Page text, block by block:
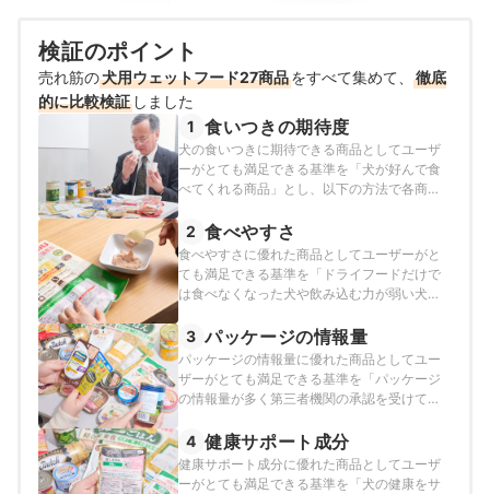
検証のポイント
売れ筋の犬用ウェットフード27商品をすべて集めて、
徹底
的に比較検証 しました
1 食いつきの期待度
犬の食いつきに期待できる商品としてユーザ
ーがとても満足できる基準を「犬が好んで食
べてくれる商品」とし、以下の方法で各商品
2 食べやすさ
食べやすさに優れた商品としてユーザーがと
ても満足できる基準を「ドライフードだけで
は食べなくなった犬や飲み込む力が弱い犬も
の検証を行いました。
3 パッケージの情報量
パッケージの情報量に優れた商品としてユー
ザーがとても満足できる基準を「パッケージ
の情報量が多く第三者機関の承認を受けてお
られる商品」とし、以下の方法で各商品の検
証を行いました。
4 健康サポート成分
健康サポート成分に優れた商品としてユーザ
ーがとても満足できる基準を「犬の健康をサ